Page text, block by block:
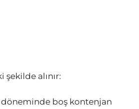
şekilde alınır:
boş kontenjan